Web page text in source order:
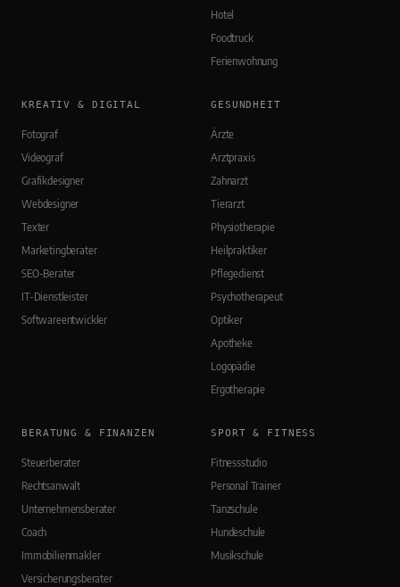
Hotel
Foodtruck
Ferienwohnung
KREATIV & DIGITAL
Fotograf
Videograf
Grafikdesigner
Webdesigner
Texter
Marketingberater
SEO-Berater
IT-Dienstleister
Softwareentwickler
GESUNDHEIT
Ärzte
Arztpraxis
Zahnarzt
Tierarzt
Physiotherapie
Heilpraktiker
Pflegedienst
Psychotherapeut
Optiker
Apotheke
Logopädie
Ergotherapie
BERATUNG & FINANZEN
Steuerberater
Rechtsanwalt
Unternehmensberater
Coach
Immobilienmakler
Versicherungsberater
SPORT & FITNESS
Fitnessstudio
Personal Trainer
Tanzschule
Hundeschule
Musikschule